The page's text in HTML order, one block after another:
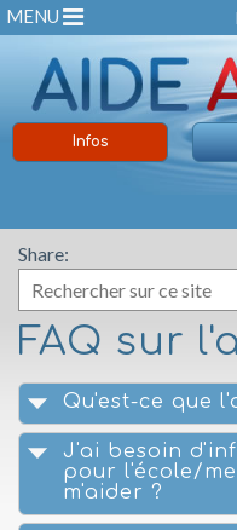
MENU
Infos
Share:
FAQ sur
Qu'est-ce que
J'ai besoin
pour l'école/
m'aider ?